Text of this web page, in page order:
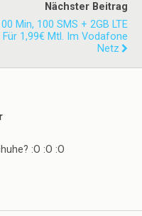
Nächster Beitrag
Min, 100 SMS + 2GB LTE
Für 1,99€ Mtl. Im Vodafone
Netz
:O :O :O